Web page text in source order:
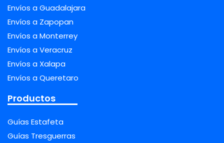
Envíos a Guadalajara
Envíos a Zapopan
Envíos a Monterrey
Envíos a Veracruz
Envíos a Xalapa
Envíos a Queretaro
Productos
Guías Estafeta
Guías Tresguerras